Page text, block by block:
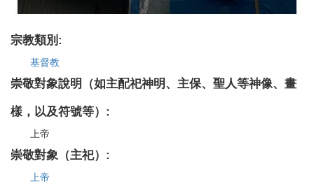
宗教類別:
基督教
崇敬對象說明（如主配祀神明、主保、聖人等神像、畫
樣，以及符號等）:
上帝
崇敬對象（主祀）:
上帝